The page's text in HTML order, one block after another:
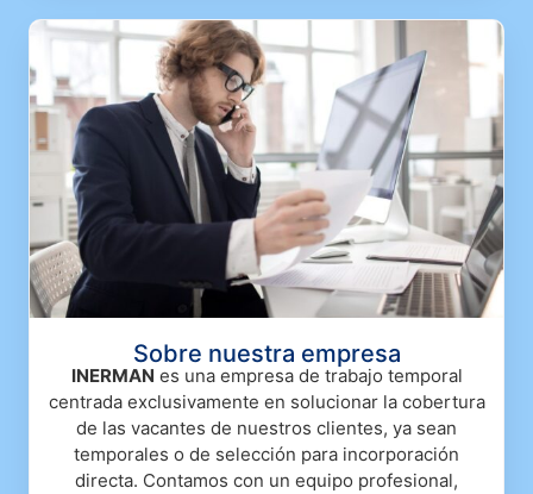
Sobre nuestra empresa​
INERMAN es una empresa de trabajo temporal
centrada exclusivamente en solucionar la cobertura
de las vacantes de nuestros clientes, ya sean
temporales o de selección para incorporación
directa. Contamos con un equipo profesional,